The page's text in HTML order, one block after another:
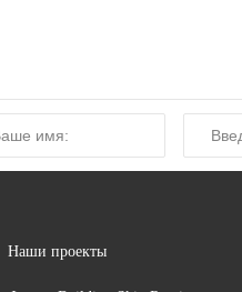
Наши проекты